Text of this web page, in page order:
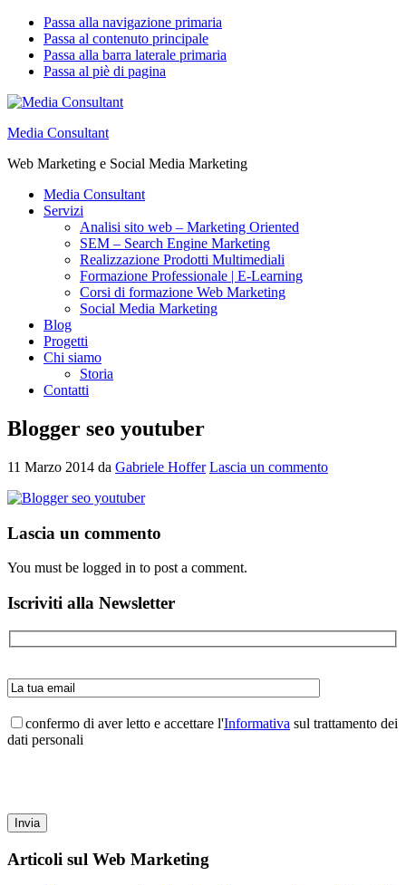
Passa alla navigazione primaria
Passa al contenuto principale
Passa alla barra laterale primaria
Passa al piè di pagina
Media Consultant
Web Marketing e Social Media Marketing
Media Consultant
Servizi
Analisi sito web – Marketing Oriented
SEM – Search Engine Marketing
Realizzazione Prodotti Multimediali
Formazione Professionale | E-Learning
Corsi di formazione Web Marketing
Social Media Marketing
Blog
Progetti
Chi siamo
Storia
Contatti
Blogger seo youtuber
11 Marzo 2014 da Gabriele Hoffer Lascia un commento
Interazioni
lettore
Lascia un commento
You must be logged in to post a comment.
Barra
laterale
primaria
Iscriviti alla Newsletter
confermo di aver letto e accettare l'Informativa sul trattamento dei
dati personali
Articoli sul Web Marketing